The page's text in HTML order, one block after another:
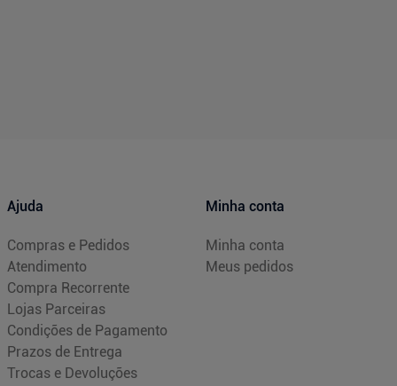
Ajuda
Compras e Pedidos
Atendimento
Compra Recorrente
Lojas Parceiras
Condições de Pagamento
Prazos de Entrega
Trocas e Devoluções
Minha conta
Minha conta
Meus pedidos